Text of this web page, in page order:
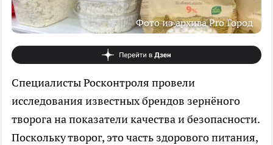
Фото из архива Pro Город
Специалисты Росконтроля провели
исследования известных брендов зернёного
творога на показатели качества и безопасности.
Поскольку творог, это часть здорового питания,